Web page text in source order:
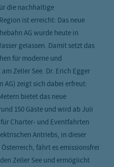
die nachhaltige
ist erreicht: Das neue
AG wurde heute in
gelassen. Damit setzt das
für moderne und
Zeller See. Dr. Erich Egger
zeigt sich dabei erfreut:
bietet das neue
150 Gäste und wird ab Juli
Charter- und Eventfahrten
Antriebs, in dieser
fährt es emissionsfrei
Zeller See und ermöglicht